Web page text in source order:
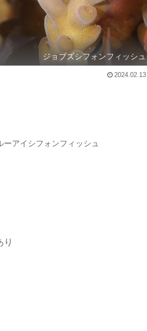
ジョブズシフォンフィッシュ
2024.02.13
アイシフォンフィッシュ
り